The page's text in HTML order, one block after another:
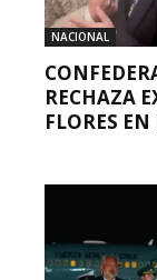
NACIONAL
RECHAZA
FLORES EN